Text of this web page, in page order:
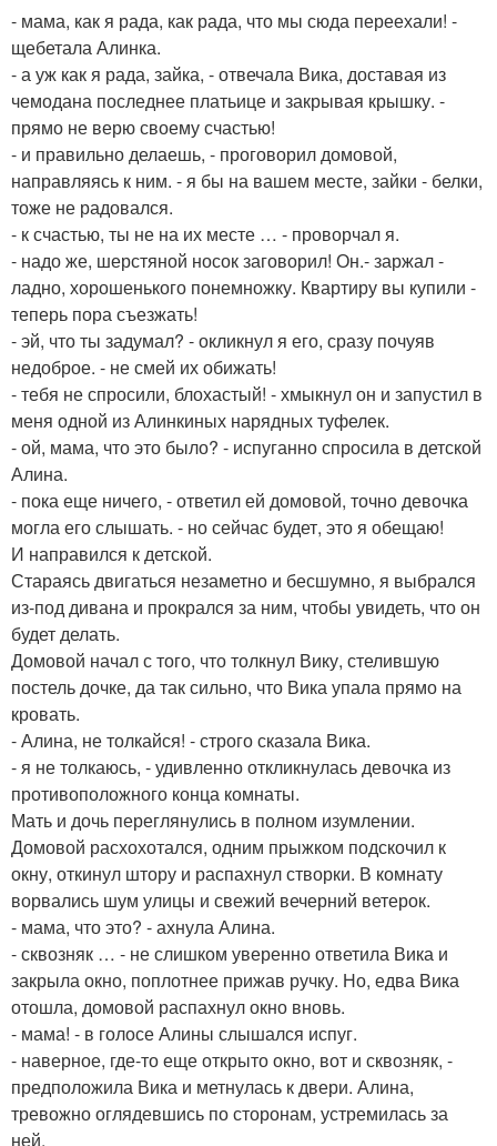
- мама, как я рада, как рада, что мы сюда переехали! -
щебетала Алинка.
- а уж как я рада, зайка, - отвечала Вика, доставая из
чемодана последнее платьице и закрывая крышку. -
прямо не верю своему счастью!
- и правильно делаешь, - проговорил домовой,
направляясь к ним. - я бы на вашем месте, зайки - белки,
тоже не радовался.
- к счастью, ты не на их месте … - проворчал я.
- надо же, шерстяной носок заговорил! Он.- заржал -
ладно, хорошенького понемножку. Квартиру вы купили -
теперь пора съезжать!
- эй, что ты задумал? - окликнул я его, сразу почуяв
недоброе. - не смей их обижать!
- тебя не спросили, блохастый! - хмыкнул он и запустил в
меня одной из Алинкиных нарядных туфелек.
- ой, мама, что это было? - испуганно спросила в детской
Алина.
- пока еще ничего, - ответил ей домовой, точно девочка
могла его слышать. - но сейчас будет, это я обещаю!
И направился к детской.
Стараясь двигаться незаметно и бесшумно, я выбрался
из-под дивана и прокрался за ним, чтобы увидеть, что он
будет делать.
Домовой начал с того, что толкнул Вику, стелившую
постель дочке, да так сильно, что Вика упала прямо на
кровать.
- Алина, не толкайся! - строго сказала Вика.
- я не толкаюсь, - удивленно откликнулась девочка из
противоположного конца комнаты.
Мать и дочь переглянулись в полном изумлении.
Домовой расхохотался, одним прыжком подскочил к
окну, откинул штору и распахнул створки. В комнату
ворвались шум улицы и свежий вечерний ветерок.
- мама, что это? - ахнула Алина.
- сквозняк … - не слишком уверенно ответила Вика и
закрыла окно, поплотнее прижав ручку. Но, едва Вика
отошла, домовой распахнул окно вновь.
- мама! - в голосе Алины слышался испуг.
- наверное, где-то еще открыто окно, вот и сквозняк, -
предположила Вика и метнулась к двери. Алина,
тревожно оглядевшись по сторонам, устремилась за
ней.